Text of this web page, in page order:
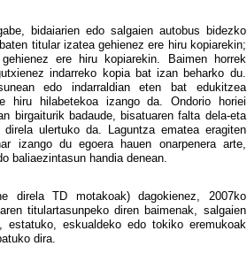
bidaiarien edo salgaien autobus bidezko
titular izatea gehienez ere hiru kopiarekin;
ere hiru kopiarekin. Baimen horrek
indarreko kopia bat izan beharko du.
edo indarraldian eten bat edukitzea
hiru hilabetekoa izango da. Ondorio horiei
birgaiturik badaude, bisatuaren falta dela-eta
ulertuko da. Laguntza ematea eragiten
izango du egoera hauen onarpenera arte,
baliaezintasun handia denean.
direla TD motakoak) dagokienez, 2007ko
titulartasunpeko diren baimenak, salgaien
estatuko, eskualdeko edo tokiko eremukoak
dira.